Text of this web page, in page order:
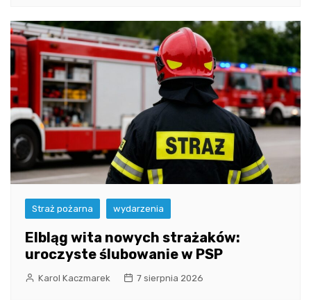
Straż pożarna wydarzenia
Elbląg wita nowych strażaków:
uroczyste ślubowanie w PSP
Karol Kaczmarek 7 sierpnia 2026